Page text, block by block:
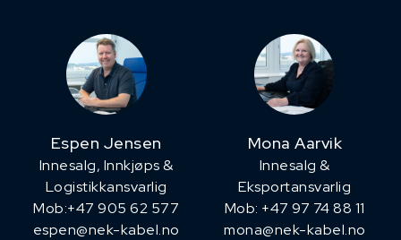
Espen Jensen
Innesalg, ​Innkjøps &
Logistikkansvarlig
Mob:+47 905 62 577
espen@nek-kabel.no
Mona Aarvik
Innesalg &
Eksportansvarlig
Mob: +47 97 74 88 11
mona@nek-kabel.no